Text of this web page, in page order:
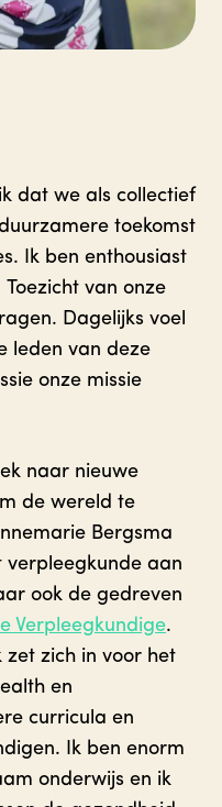
dat we als collectief
toekomst
Ik ben enthousiast
van onze
Dagelijks voel
leden van deze
onze missie
naar nieuwe
de wereld te
Bergsma
verpleegkunde aan
ook de gedreven
Verpleegkundige.
zet zich in voor het
en
curricula en
Ik ben enorm
onderwijs en ik